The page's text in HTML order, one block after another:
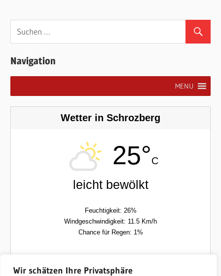
Wir schätzen Ihre Privatsphäre
Navigation
MENU
Wetter in Schrozberg
25°C
leicht bewölkt
Feuchtigkeit: 26%
Windgeschwindigkeit: 11.5 Km/h
Chance für Regen: 1%